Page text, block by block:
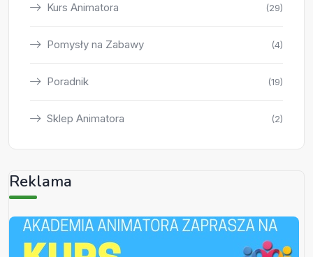
Kurs Animatora (29)
Pomysły na Zabawy (4)
Poradnik (19)
Sklep Animatora (2)
Reklama